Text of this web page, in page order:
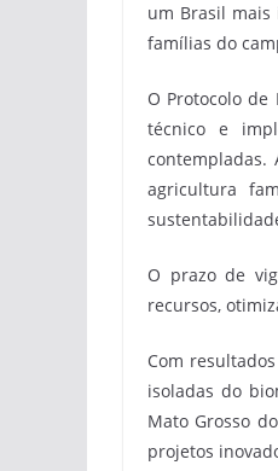
um Brasil
famílias do
O Protocolo
técnico e
agricultura
O prazo de
recursos,
Com
isoladas do
Mato Grosso
projetos